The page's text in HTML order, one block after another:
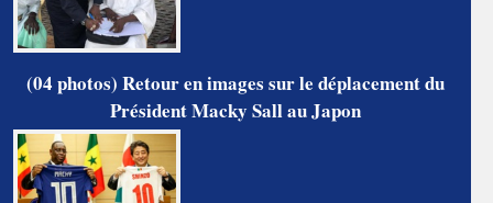
(04 photos) Retour en images sur le déplacement du
Président Macky Sall au Japon